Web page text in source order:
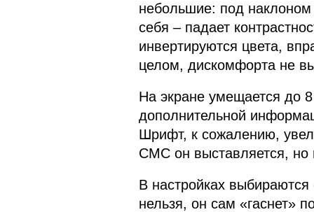
небольшие: под наклоном
себя – падает
инвертируются цвета,
целом, дискомфорта не
На экране умещается до 8
дополнительной
Шрифт, к сожалению,
СМС он выставляется, но
В настройках
нельзя, он сам «гаснет»